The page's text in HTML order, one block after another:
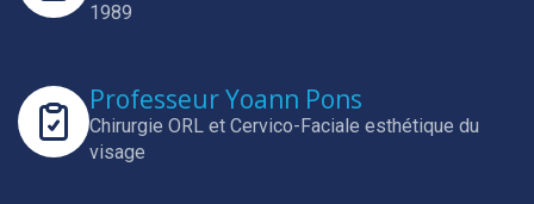
1989
Professeur Yoann Pons
Chirurgie ORL et Cervico-Faciale esthétique du
visage